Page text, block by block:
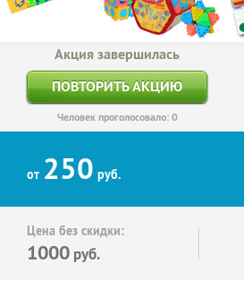
Акция завершилась
ПОВТОРИТЬ АКЦИЮ
Человек проголосовало: 0
от 250 руб.
Цена без скидки:
1000 руб.